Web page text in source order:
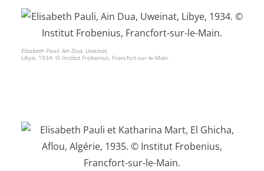
Elisabeth Pauli, Ain Dua, Uweinat,
Libye, 1934. © Institut Frobenius, Francfort-sur-le-Main.